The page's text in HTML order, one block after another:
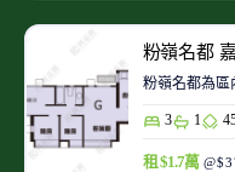
粉嶺名都
粉嶺名都為區
3 1
租 $1.7萬